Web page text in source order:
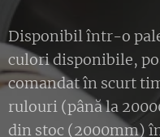
Disponibil într-o
culori disponibile,
comandat în scurt
rulouri (până la
din stoc (2000mm)